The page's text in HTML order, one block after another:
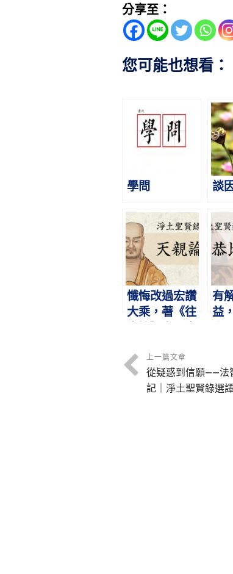
分享至：
您可能也想看：
學問 談
懺悔改過宏讚
大乘，著《往
｜淨土聖賢錄
選譯2
有
益
上一篇文章
從疑惑到信願——法
記｜淨土聖賢錄選